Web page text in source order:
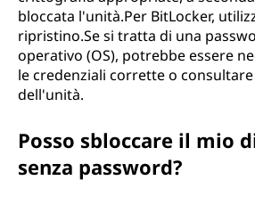
bloccata l'unità.Per BitLocker,
ripristino.Se si tratta di una
operativo (OS), potrebbe essere
le credenziali corrette o
dell'unità.
Posso sbloccare il mio
senza password?